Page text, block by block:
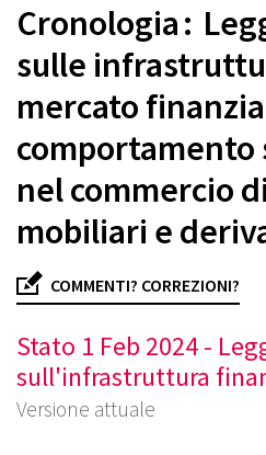
Cronologia :
sulle
mercato
comportamento
nel commercio
mobiliari e
COMMENTI? CORREZIONI?
Stato 1 Feb 2024 -
sull'infrastruttura
Versione attuale